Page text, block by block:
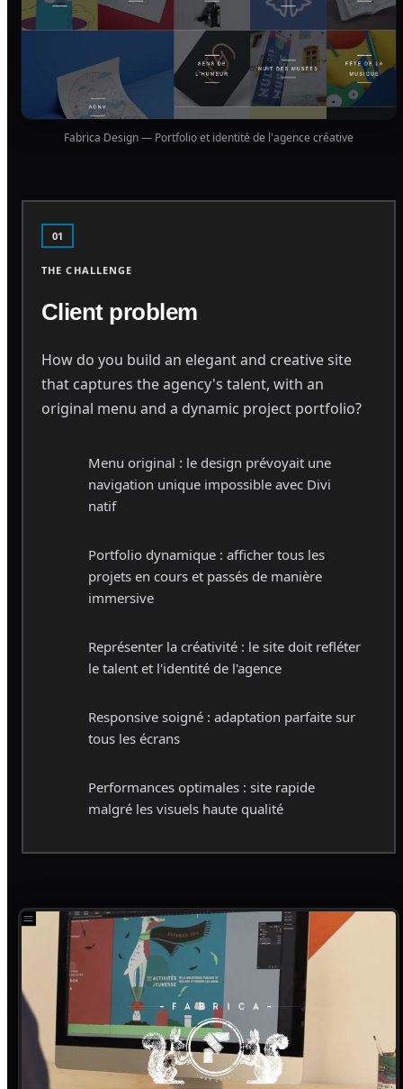
Fabrica Design — Portfolio et identité de l'agence créative
01
THE CHALLENGE
Client problem
How do you build an elegant and creative site
that captures the agency's talent, with an
original menu and a dynamic project portfolio?
Menu original : le design prévoyait une
navigation unique impossible avec Divi
natif
Portfolio dynamique : afficher tous les
projets en cours et passés de manière
immersive
Représenter la créativité : le site doit refléter
le talent et l'identité de l'agence
Responsive soigné : adaptation parfaite sur
tous les écrans
Performances optimales : site rapide
malgré les visuels haute qualité